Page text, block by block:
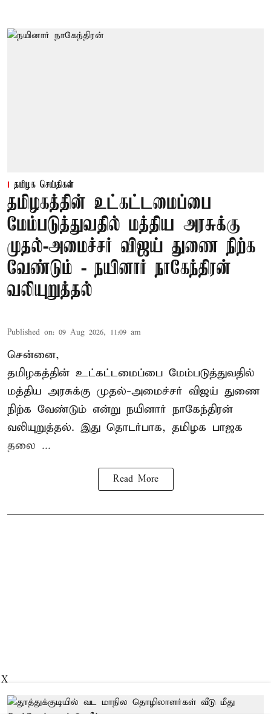
தமிழக செய்திகள்
தமிழகத்தின் உட்கட்டமைப்பை
மேம்படுத்துவதில் மத்திய அரசுக்கு
முதல்-அமைச்சர் விஜய் துணை நிற்க
வேண்டும் - நயினார் நாகேந்திரன்
வலியுறுத்தல்
Published on: 09 Aug 2026, 11:09 am
சென்னை,
தமிழகத்தின் உட்கட்டமைப்பை மேம்படுத்துவதில்
மத்திய அரசுக்கு முதல்-அமைச்சர் விஜய் துணை
நிற்க வேண்டும் என்று நயினார் நாகேந்திரன்
வலியுறுத்தல். இது தொடர்பாக, தமிழக பாஜக
தலை ...
Read More
X